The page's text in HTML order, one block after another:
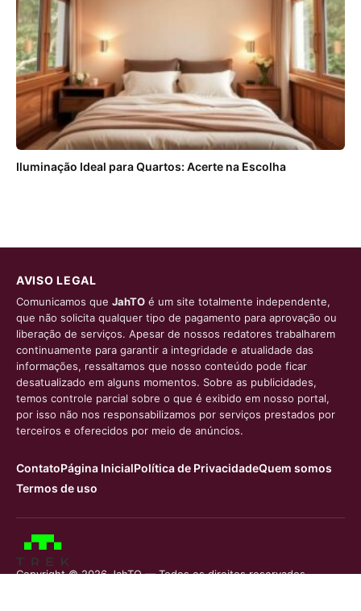
Iluminação Ideal para Quartos: Acerte na Escolha
AVISO LEGAL
Comunicamos que JahTO é um site totalmente independente,
que não solicita qualquer tipo de pagamento para aprovação ou
liberação de serviços. Apesar de nossos redatores trabalharem
continuamente para garantir a integridade e atualidade das
informações, ressaltamos que nosso conteúdo pode ficar
desatualizado em alguns momentos. Sobre as publicidades,
temos controle parcial sobre o que é exibido em nosso portal,
por isso não nos responsabilizamos por serviços prestados por
terceiros e oferecidos por meio de anúncios.
ContatoPágina InicialPolítica de PrivacidadeQuem somos
Termos de uso
Copyright © 2026 JahTO — Todos os direitos reservados